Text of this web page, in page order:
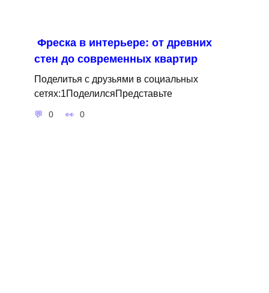
Фреска в интерьере: от древних
стен до современных квартир
Поделитья с друзьями в социальных
сетях:1ПоделилсяПредставьте
0 0